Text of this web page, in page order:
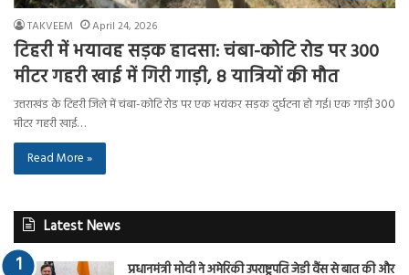
TAKVEEM April 24, 2026
टिहरी में भयावह सड़क हादसा: चंबा-कोटि रोड पर 300
मीटर गहरी खाई में गिरी गाड़ी, 8 यात्रियों की मौत
उत्तराखंड के टिहरी जिले में चंबा-कोटि रोड पर एक भयंकर सड़क दुर्घटना हो गई। एक गाड़ी 300
मीटर गहरी खाई…
Read More »
Latest News
प्रधानमंत्री मोदी ने अमेरिकी उपराष्ट्रपति जेडी वैंस से बात की और